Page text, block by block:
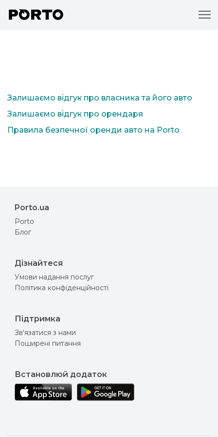
Залишаємо відгук про власника та його авто
Залишаємо відгук про орендаря
Правила безпечної оренди авто на Porto
Porto.ua
Porto
Блог
Дізнайтеся
Умови надання послуг
Політика конфіденційності
Підтримка
Зв'язатися з нами
Поширені питання
Встановлюй додаток